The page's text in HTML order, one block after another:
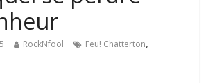
RockNfool Feu! Chatterton,